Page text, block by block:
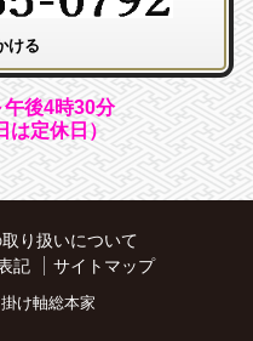
後4時30分
は定休日）
り扱いについて
記
サイトマップ
け軸総本家